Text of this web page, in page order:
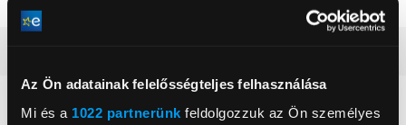
Az Ön adatainak felelősségteljes felhasználása
Mi és a 1022 partnerünk feldolgozzuk az Ön személyes
Neked ajánljuk